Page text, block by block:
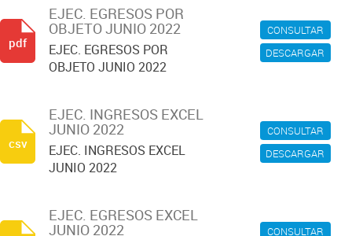
CONSULTAR
DESCARGAR
EJEC. EGRESOS POR
OBJETO JUNIO 2022
EJEC. EGRESOS POR
OBJETO JUNIO 2022
pdf
CONSULTAR
DESCARGAR
EJEC. INGRESOS EXCEL
JUNIO 2022
EJEC. INGRESOS EXCEL
JUNIO 2022
csv
CONSULTAR
EJEC. EGRESOS EXCEL
JUNIO 2022